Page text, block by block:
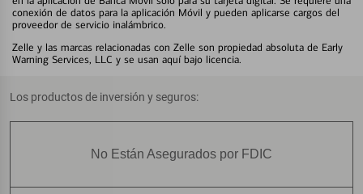
conexión de datos para la aplicación Móvil y pueden aplicarse cargos del
proveedor de servicio inalámbrico.
Zelle y las marcas relacionadas con Zelle son propiedad absoluta de Early
Warning Services, LLC y se usan aquí bajo licencia.
Los productos de inversión y seguros:
No Están Asegurados por FDIC